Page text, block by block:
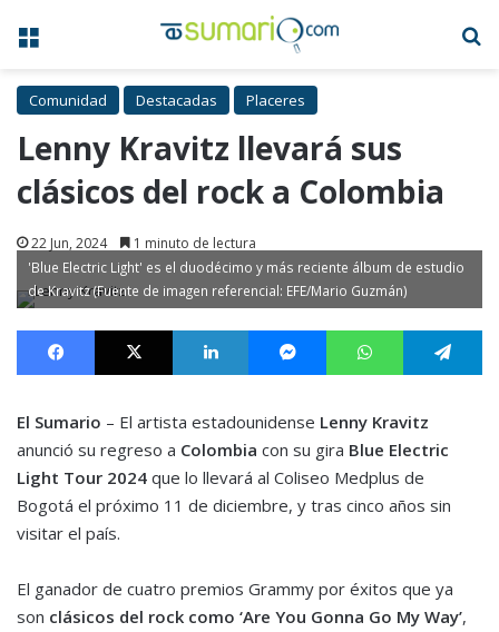
Menú
Comunidad Destacadas Placeres
Lenny Kravitz llevará sus
clásicos del rock a Colombia
22 Jun, 2024 1 minuto de lectura
'Blue Electric Light' es el duodécimo y más reciente álbum de estudio
de Kravitz (Fuente de imagen referencial: EFE/Mario Guzmán)
Facebook X LinkedIn MessengerWhatsApp
El Sumario – El artista estadounidense Lenny Kravitz
anunció su regreso a Colombia con su gira Blue Electric
Light Tour 2024 que lo llevará al Coliseo Medplus de
Bogotá el próximo 11 de diciembre, y tras cinco años sin
visitar el país.
El ganador de cuatro premios Grammy por éxitos que ya
son clásicos del rock como ‘Are You Gonna Go My Way’,